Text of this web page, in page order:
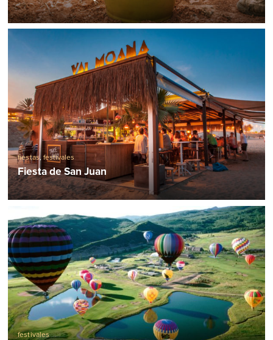
fiestas, festivales
Fiesta de San Juan
festivales